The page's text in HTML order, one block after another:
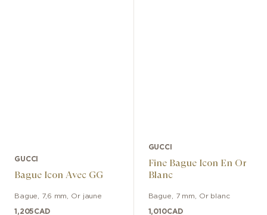
GUCCI
Bague Icon Avec GG
Bague 7,6 mm Or jaune
1,205CAD
GUCCI
Fine Bague Icon En Or
Blanc
Bague 7 mm Or blanc
1,010CAD